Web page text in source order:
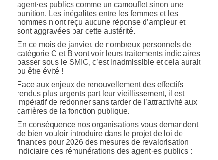
agent⋅es publics comme un camouflet sinon une
punition. Les inégalités entre les femmes et les
hommes n’ont reçu aucune réponse d’ampleur et
sont aggravées par cette austérité.
En ce mois de janvier, de nombreux personnels de
catégorie C et B vont voir leurs traitements indiciaires
passer sous le SMIC, c’est inadmissible et cela aurait
pu être évité !
Face aux enjeux de renouvellement des effectifs
rendus plus urgents part leur vieillissement, il est
impératif de redonner sans tarder de l’attractivité aux
carrières de la fonction publique.
En conséquence nos organisations vous demandent
de bien vouloir introduire dans le projet de loi de
finances pour 2026 des mesures de revalorisation
indiciaire des rémunérations des agent·es publics :